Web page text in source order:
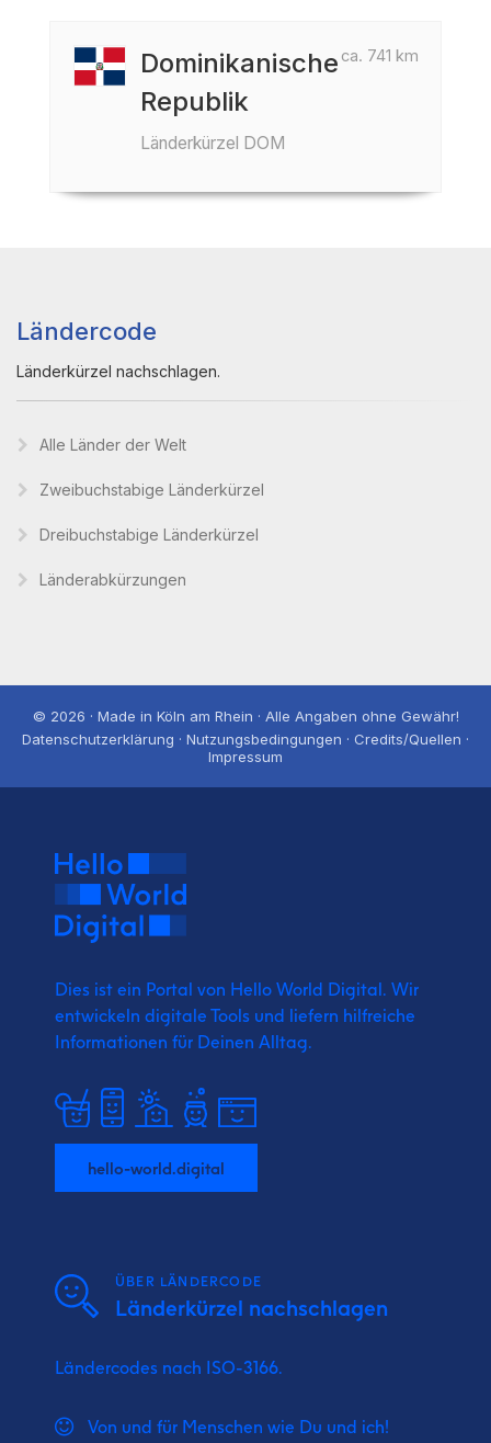
ca. 741 km
Dominikanische
Republik
Länderkürzel DOM
Ländercode
Länderkürzel nachschlagen.
Alle Länder der Welt
Zweibuchstabige Länderkürzel
Dreibuchstabige Länderkürzel
Länderabkürzungen
© 2026 · Made in Köln am Rhein · Alle Angaben ohne Gewähr!
Datenschutzerklärung · Nutzungsbedingungen · Credits/Quellen ·
Impressum
Dies ist ein Portal von Hello World Digital. Wir
entwickeln digitale Tools und liefern hilfreiche
Informationen für Deinen Alltag.
hello-world.digital
ÜBER LÄNDERCODE
Länderkürzel nachschlagen
Ländercodes nach ISO-3166.
Von und für Menschen wie Du und ich!